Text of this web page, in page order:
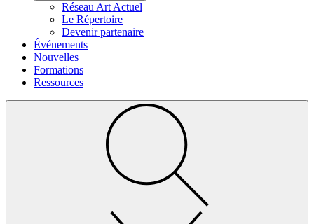
Réseau Art Actuel
Le Répertoire
Devenir partenaire
Événements
Nouvelles
Formations
Ressources